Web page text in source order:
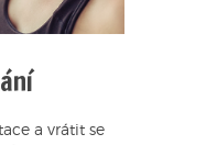
a vrátit se